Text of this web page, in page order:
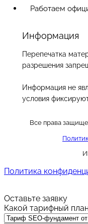
Работаем
Информация
Перепечатка
разрешения
Информация не
условия
Все права
Политика
Оставьте заявку
Какой тарифный